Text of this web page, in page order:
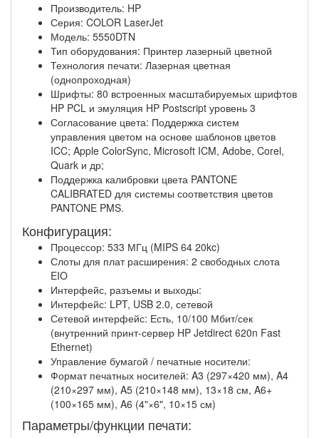
Производитель: HP
Серия: COLOR LaserJet
Модель: 5550DTN
Тип оборудования: Принтер лазерный цветной
Технология печати: Лазерная цветная
(однопроходная)
Шрифты: 80 встроенных масштабируемых шрифтов
HP PCL и эмуляция HP Postscript уровень 3
Согласование цвета: Поддержка систем
управления цветом на основе шаблонов цветов
ICC; Apple ColorSync, Microsoft ICM, Adobe, Corel,
Quark и др;
Поддержка калибровки цвета PANTONE
CALIBRATED для системы соответствия цветов
PANTONE PMS.
Конфигурация:
Процессор: 533 МГц (MIPS 64 20kc)
Слоты для плат расширения: 2 свободных слота
EIO
Интерфейс, разъемы и выходы:
Интерфейс: LPT, USB 2.0, сетевой
Сетевой интерфейс: Есть, 10/100 Мбит/сек
(внутренний принт-сервер HP Jetdirect 620n Fast
Ethernet)
Управление бумагой / печатные носители:
Формат печатных носителей: A3 (297×420 мм), A4
(210×297 мм), A5 (210×148 мм), 13×18 см, A6+
(100×165 мм), A6 (4"×6", 10×15 см)
Параметры/функции печати: